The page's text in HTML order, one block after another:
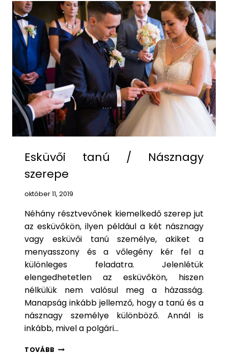
Esküvői tanú / Násznagy
szerepe
október 11, 2019
Néhány résztvevőnek kiemelkedő szerep jut
az esküvőkön, ilyen például a két násznagy
vagy esküvői tanú személye, akiket a
menyasszony és a vőlegény kér fel a
különleges feladatra. Jelenlétük
elengedhetetlen az esküvőkön, hiszen
nélkülük nem valósul meg a házasság.
Manapság inkább jellemző, hogy a tanú és a
násznagy személye különböző. Annál is
inkább, mivel a polgári…
TOVÁBB E